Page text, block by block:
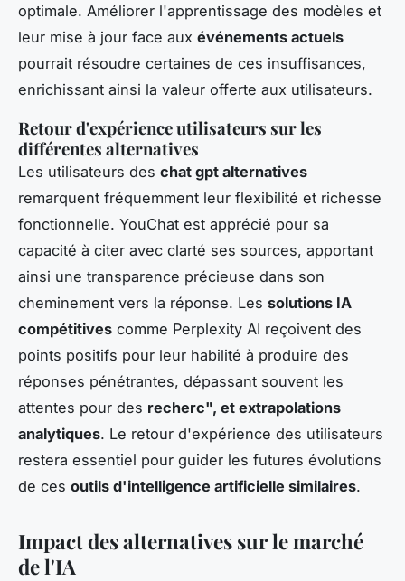
optimale. Améliorer l'apprentissage des modèles et
leur mise à jour face aux événements actuels
pourrait résoudre certaines de ces insuffisances,
enrichissant ainsi la valeur offerte aux utilisateurs.
Retour d'expérience utilisateurs sur les
différentes alternatives
Les utilisateurs des chat gpt alternatives
remarquent fréquemment leur flexibilité et richesse
fonctionnelle. YouChat est apprécié pour sa
capacité à citer avec clarté ses sources, apportant
ainsi une transparence précieuse dans son
cheminement vers la réponse. Les solutions IA
compétitives comme Perplexity AI reçoivent des
points positifs pour leur habilité à produire des
réponses pénétrantes, dépassant souvent les
attentes pour des recherc", et extrapolations
analytiques. Le retour d'expérience des utilisateurs
restera essentiel pour guider les futures évolutions
de ces outils d'intelligence artificielle similaires.
Impact des alternatives sur le marché
de l'IA